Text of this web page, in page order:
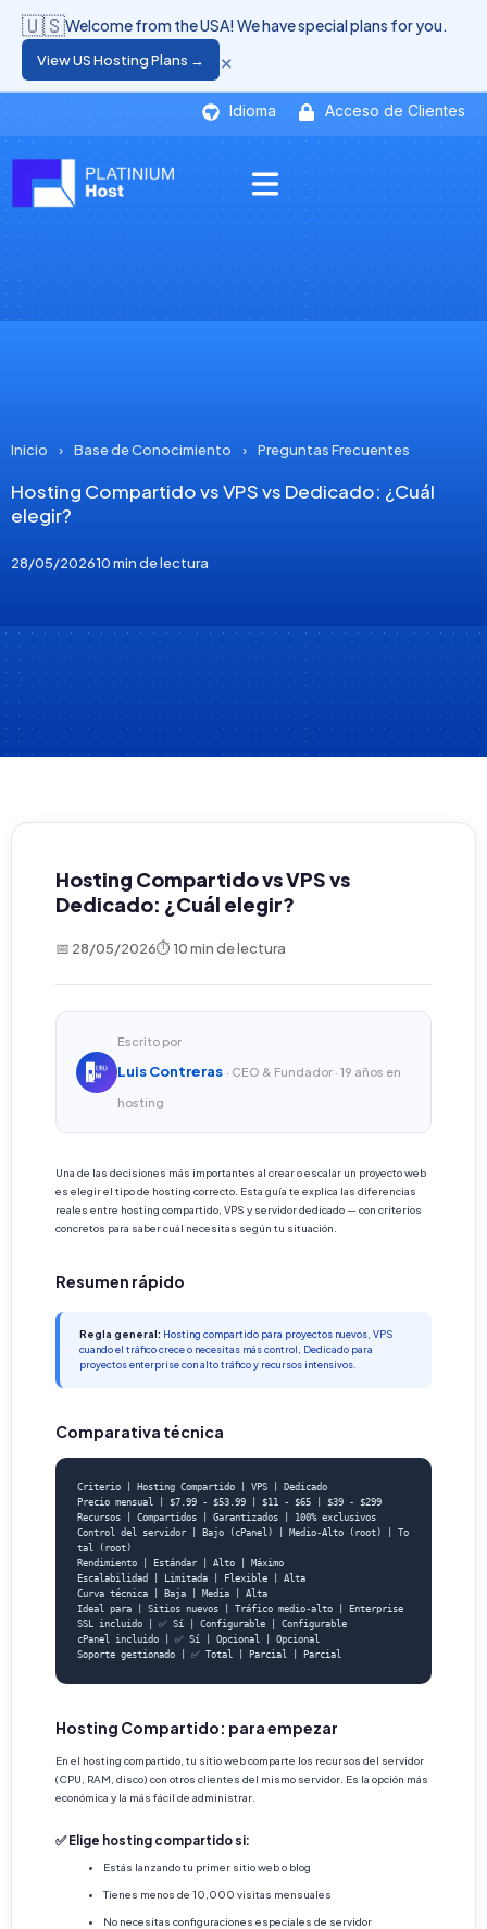
Idioma Acceso de Clientes
🇺🇸Welcome from the USA! We have special plans for you.
View US Hosting Plans → ×
Inicio › Base de Conocimiento › Preguntas Frecuentes
Hosting Compartido vs VPS vs Dedicado: ¿Cuál
elegir?
28/05/202610 min de lectura
Hosting Compartido vs VPS vs
Dedicado: ¿Cuál elegir?
📅 28/05/2026⏱ 10 min de lectura
Escrito por
Luis Contreras · CEO & Fundador · 19 años en
hosting
Una de las decisiones más importantes al crear o escalar un proyecto web
es elegir el tipo de hosting correcto. Esta guía te explica las diferencias
reales entre hosting compartido, VPS y servidor dedicado — con criterios
concretos para saber cuál necesitas según tu situación.
Resumen rápido
Regla general: Hosting compartido para proyectos nuevos, VPS
cuando el tráfico crece o necesitas más control, Dedicado para
proyectos enterprise con alto tráfico y recursos intensivos.
Comparativa técnica
Criterio | Hosting Compartido | VPS | Dedicado
Precio mensual | $7.99 - $53.99 | $11 - $65 | $39 - $299
Recursos | Compartidos | Garantizados | 100% exclusivos
Control del servidor | Bajo (cPanel) | Medio-Alto (root) | To
tal (root)
Rendimiento | Estándar | Alto | Máximo
Escalabilidad | Limitada | Flexible | Alta
Curva técnica | Baja | Media | Alta
Ideal para | Sitios nuevos | Tráfico medio-alto | Enterprise
SSL incluido | ✅ Sí | Configurable | Configurable
cPanel incluido | ✅ Sí | Opcional | Opcional
Soporte gestionado | ✅ Total | Parcial | Parcial
Hosting Compartido: para empezar
En el hosting compartido, tu sitio web comparte los recursos del servidor
(CPU, RAM, disco) con otros clientes del mismo servidor. Es la opción más
económica y la más fácil de administrar.
✅ Elige hosting compartido si:
Estás lanzando tu primer sitio web o blog
Tienes menos de 10,000 visitas mensuales
No necesitas configuraciones especiales de servidor